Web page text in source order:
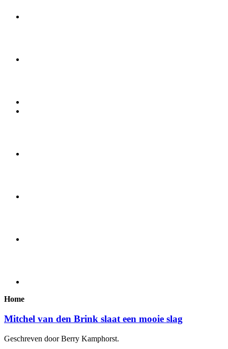
Home
Mitchel van den Brink slaat een mooie slag
Geschreven door Berry Kamphorst.